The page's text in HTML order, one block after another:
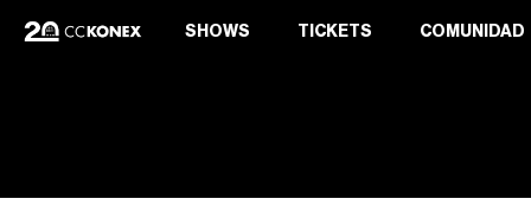
SHOWS TICKETS COMUNIDAD